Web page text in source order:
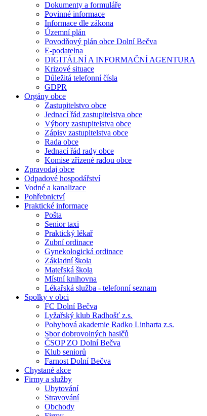
Dokumenty a formuláře
Povinné informace
Informace dle zákona
Územní plán
Povodňový plán obce Dolní Bečva
E-podatelna
DIGITÁLNÍ A INFORMAČNÍ AGENTURA
Krizové situace
Důležitá telefonní čísla
GDPR
Orgány obce
Zastupitelstvo obce
Jednací řád zastupitelstva obce
Výbory zastupitelstva obce
Zápisy zastupitelstva obce
Rada obce
Jednací řád rady obce
Komise zřízené radou obce
Zpravodaj obce
Odpadové hospodářství
Vodné a kanalizace
Pohřebnictví
Praktické informace
Pošta
Senior taxi
Praktický lékař
Zubní ordinace
Gynekologická ordinace
Základní škola
Mateřská škola
Místní knihovna
Lékařská služba - telefonní seznam
Spolky v obci
FC Dolní Bečva
Lyžařský klub Radhošť z.s.
Pohybová akademie Radko Linharta z.s.
Sbor dobrovolných hasičů
ČSOP ZO Dolní Bečva
Klub seniorů
Farnost Dolní Bečva
Chystané akce
Firmy a služby
Ubytování
Stravování
Obchody